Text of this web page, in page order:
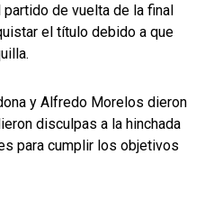
de vuelta de la final
el título debido a que
y Alfredo Morelos dieron
disculpas a la hinchada
para cumplir los objetivos